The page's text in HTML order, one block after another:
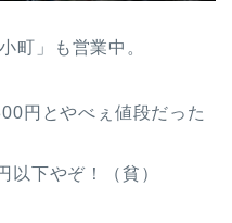
町」も営業中。
円とやべぇ値段だった
以下やぞ！（貧）